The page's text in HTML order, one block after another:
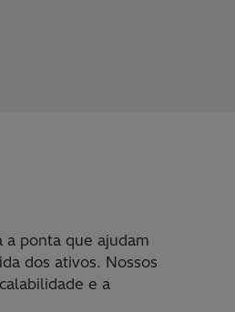
a ponta que ajudam
dos ativos. Nossos
e a